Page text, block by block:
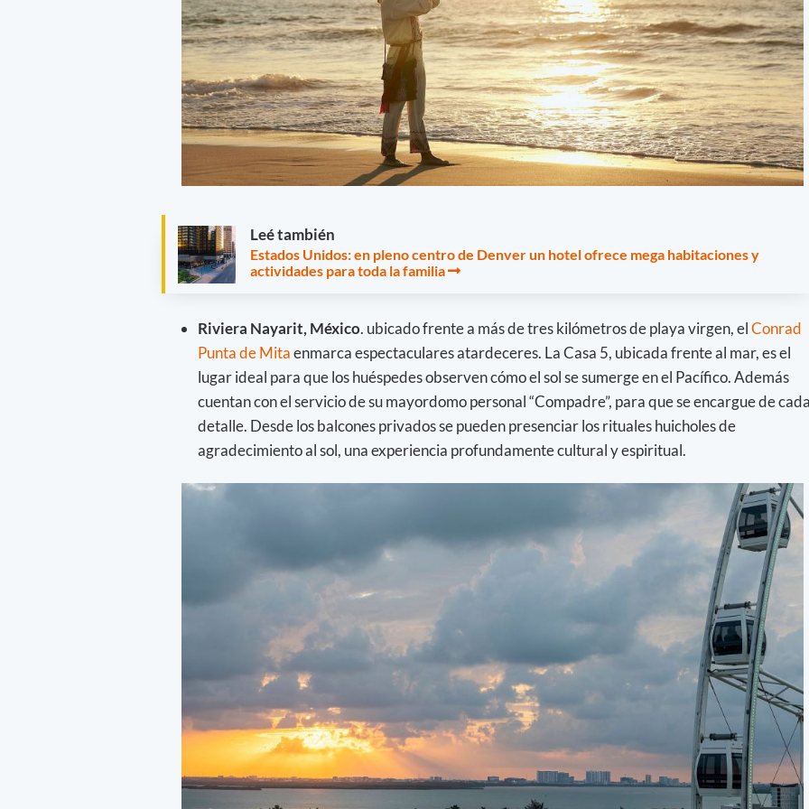
Leé también
Estados Unidos: en pleno centro de Denver un hotel ofrece mega habitaciones y
actividades para toda la familia
Riviera Nayarit, México. ubicado frente a más de tres kilómetros de playa virgen, elConrad
Punta de Mitaenmarca espectaculares atardeceres. La Casa 5, ubicada frente al mar, es el
lugar ideal para que los huéspedes observen cómo el sol se sumerge en el Pacífico. Además
cuentan con el servicio de su mayordomo personal “Compadre”, para que se encargue de
detalle. Desde los balcones privados se pueden presenciar los rituales huicholes de
agradecimiento al sol, una experiencia profundamente cultural y espiritual.